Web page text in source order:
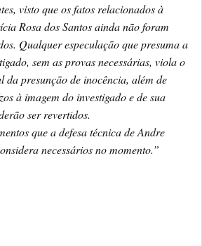
visto que os fatos relacionados à
Rosa dos Santos ainda não foram
Qualquer especulação que presuma a
sem as provas necessárias, viola o
presunção de inocência, além de
à imagem do investigado e de sua
ser revertidos.
que a defesa técnica de Andre
necessários no momento.”